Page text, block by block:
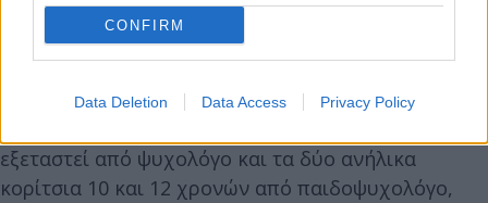
CONFIRM
Data Deletion Data Access Privacy Policy
Συνεχίζεται η διαδικασία της προανάκρισης
εξεταστεί από ψυχολόγο και τα δύο ανήλικα
κορίτσια 10 και 12 χρονών από παιδοψυχολόγο,